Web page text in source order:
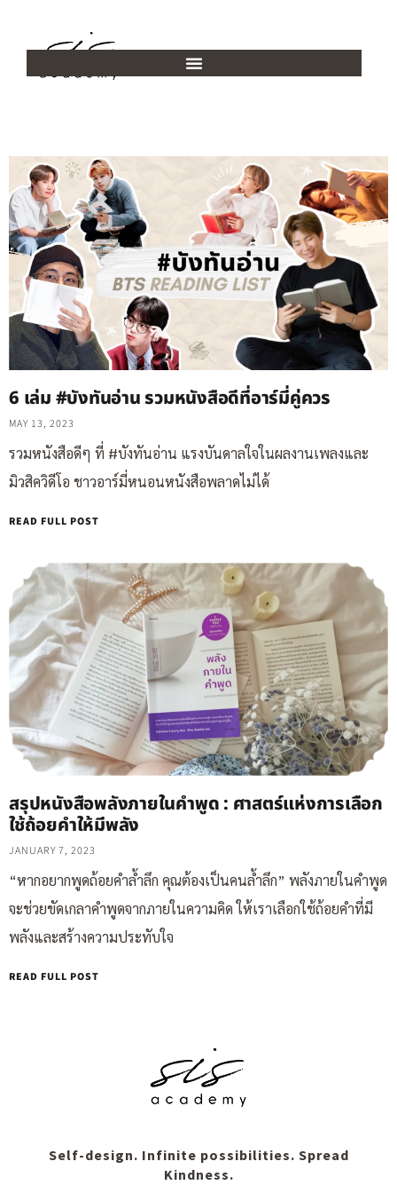
6 เล่ม #บังทันอ่าน รวมหนังสือดีที่อาร์มี่คู่ควร
MAY 13, 2023
รวมหนังสือดีๆ ที่ #บังทันอ่าน แรงบันดาลใจในผลงานเพลงและ
มิวสิควิดีโอ ชาวอาร์มี่หนอนหนังสือพลาดไม่ได้
READ FULL POST
สรุปหนังสือพลังภายในคำพูด : ศาสตร์แห่งการเลือก
ใช้ถ้อยคำให้มีพลัง
JANUARY 7, 2023
“หากอยากพูดถ้อยคำล้ำลึก คุณต้องเป็นคนล้ำลึก” พลังภายในคำพูด
จะช่วยขัดเกลาคำพูดจากภายในความคิด ให้เราเลือกใช้ถ้อยคำที่มี
พลังและสร้างความประทับใจ
READ FULL POST
Self-design. Infinite possibilities. Spread
Kindness.